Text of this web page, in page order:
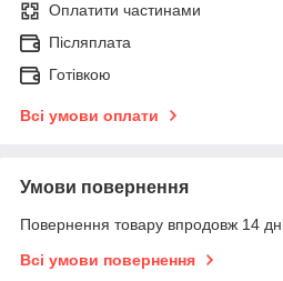
Оплатити частинами
Післяплата
Готівкою
Всі умови оплати
Умови повернення
Повернення товару впродовж 14
Всі умови повернення